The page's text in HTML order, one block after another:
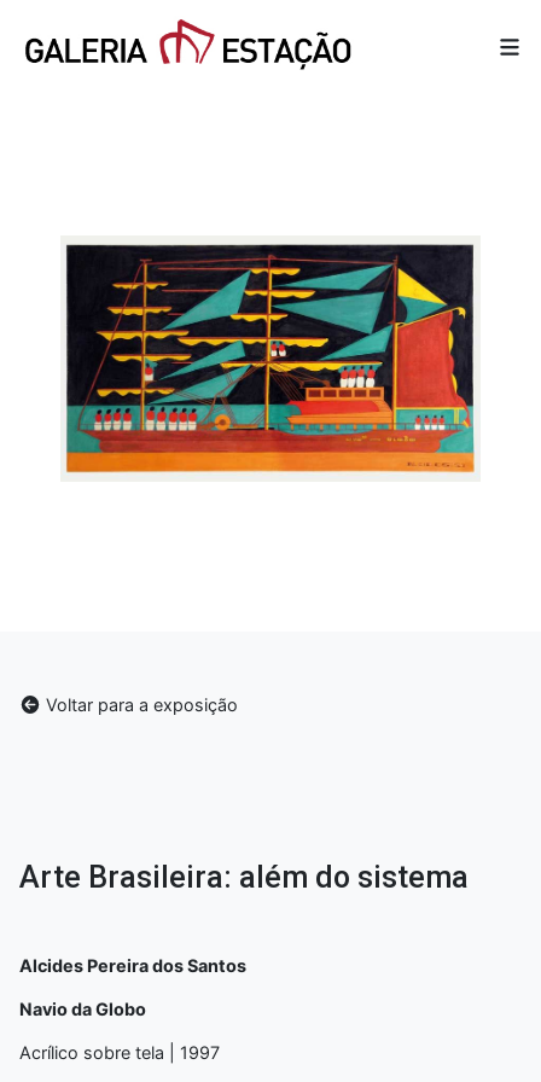
Voltar para a exposição
Arte Brasileira: além do sistema
Alcides Pereira dos Santos
Navio da Globo
Acrílico sobre tela | 1997